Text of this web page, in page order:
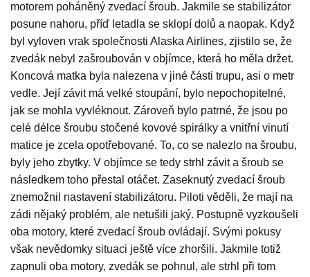
motorem poháněný zvedací šroub. Jakmile se stabilizátor
posune nahoru, příď letadla se sklopí dolů a naopak. Když
byl vyloven vrak společnosti Alaska Airlines, zjistilo se, že
zvedák nebyl zašroubován v objímce, která ho měla držet.
Koncová matka byla nalezena v jiné části trupu, asi o metr
vedle. Její závit má velké stoupání, bylo nepochopitelné,
jak se mohla vyvléknout. Zároveň bylo patrné, že jsou po
celé délce šroubu stočené kovové spirálky a vnitřní vinutí
matice je zcela opotřebované. To, co se nalezlo na šroubu,
byly jeho zbytky. V objímce se tedy strhl závit a šroub se
následkem toho přestal otáčet. Zaseknutý zvedací šroub
znemožnil nastavení stabilizátoru. Piloti věděli, že mají na
zádi nějaký problém, ale netušili jaký. Postupně vyzkoušeli
oba motory, které zvedací šroub ovládají. Svými pokusy
však nevědomky situaci ještě více zhoršili. Jakmile totiž
zapnuli oba motory, zvedák se pohnul, ale strhl při tom